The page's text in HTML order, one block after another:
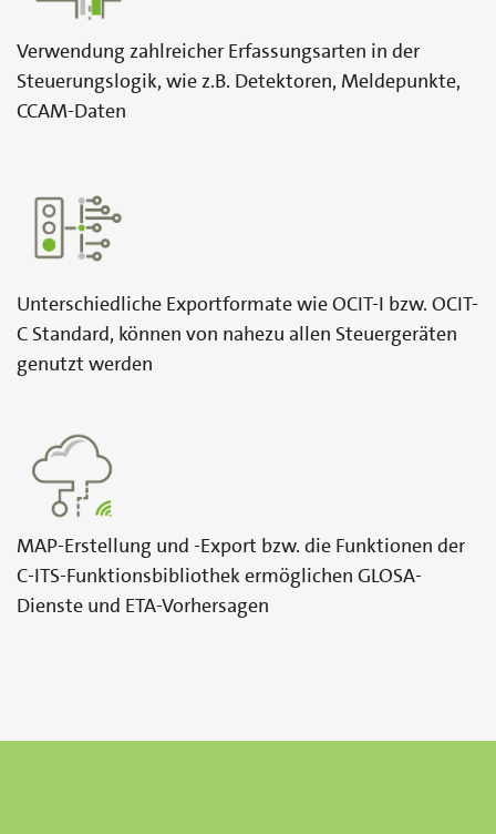
Verwendung zahlreicher Erfassungsarten in der
Steuerungslogik, wie z.B. Detektoren, Meldepunkte,
CCAM-Daten
Unterschiedliche Exportformate wie OCIT-I bzw. OCIT-
C Standard, können von nahezu allen Steuergeräten
genutzt werden
MAP-Erstellung und -Export bzw. die Funktionen der
C-ITS-Funktionsbibliothek ermöglichen GLOSA-
Dienste und ETA-Vorhersagen